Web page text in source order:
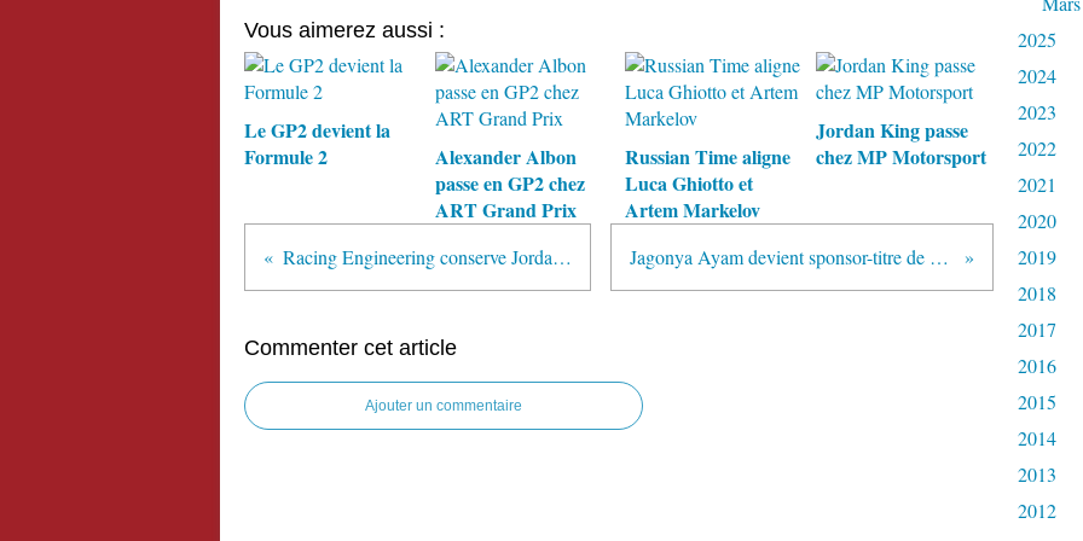
Vous aimerez aussi :
Le GP2 devient la
Formule 2
Alexander Albon
passe en GP2 chez
ART Grand Prix
Russian Time aligne
Luca Ghiotto et
Artem Markelov
Jordan King passe
chez MP Motorsport
Racing Engineering conserve Jordan King Jagonya Ayam devient sponsor-titre de Campos
Commenter cet article
Ajouter un commentaire
2025
2024
2023
2022
2021
2020
2019
2018
2017
2016
2015
2014
2013
2012